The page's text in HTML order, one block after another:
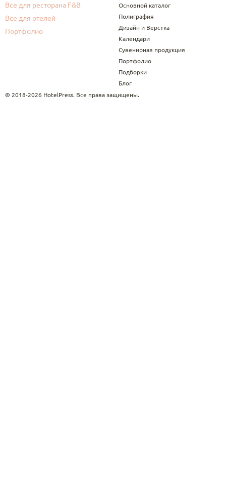
Все для ресторана F&B
Все для отелей
Портфолио
Основной каталог
Полиграфия
Дизайн и Верстка
Календари
Сувенирная продукция
Портфолио
Подборки
Блог
© 2018-2026 HotelPress. Все права защищены.